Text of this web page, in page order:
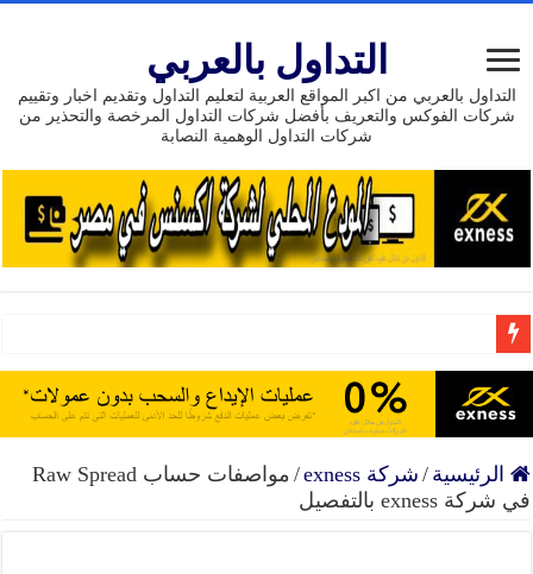
التداول بالعربي
التداول بالعربي من اكبر المواقع العربية لتعليم التداول وتقديم اخبار وتقييم
شركات الفوكس والتعريف بأفضل شركات التداول المرخصة والتحذير من
شركات التداول الوهمية النصابة
بونص بدون إيداع 111 دولار من شركة HEADWAY
إنضم إلى افضل شركة تداول موثوق حسابات إسلامية
15 عام من النجاح تداول مع exness وسيط مرخص وموثوقالرئيسية / شركة exness /
مواصفات حساب Raw Spread
في شركة exness بالتفصيل